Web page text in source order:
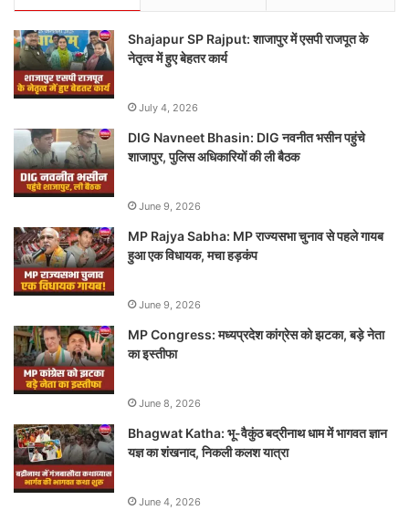
Shajapur SP Rajput: शाजापुर में एसपी राजपूत के
नेतृत्व में हुए बेहतर कार्य
July 4, 2026
DIG Navneet Bhasin: DIG नवनीत भसीन पहुंचे
शाजापुर, पुलिस अधिकारियों की ली बैठक
June 9, 2026
MP Rajya Sabha: MP राज्यसभा चुनाव से पहले गायब
हुआ एक विधायक, मचा हड़कंप
June 9, 2026
MP Congress: मध्यप्रदेश कांग्रेस को झटका, बड़े नेता
का इस्तीफा
June 8, 2026
Bhagwat Katha: भू-वैकुंठ बद्रीनाथ धाम में भागवत ज्ञान
यज्ञ का शंखनाद, निकली कलश यात्रा
June 4, 2026